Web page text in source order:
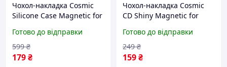
Чохол-накладка Cosmic
Silicone Case Magnetic for
(SilMag11-18)
Готово до відправки
179₴
599 ₴
Чохол-накладка Cosmic
CD Shiny Magnetic for
Purple
Готово до відправки
159₴
249 ₴